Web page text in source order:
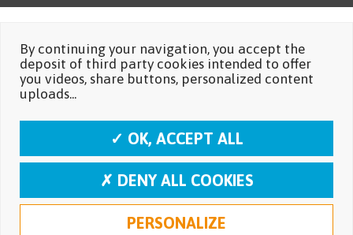
Protection des données personnelles
By continuing your navigation, you accept the
deposit of third party cookies intended to offer
you videos, share buttons, personalized content
uploads...
✓ OK, ACCEPT ALL
✗ DENY ALL COOKIES
PERSONALIZE